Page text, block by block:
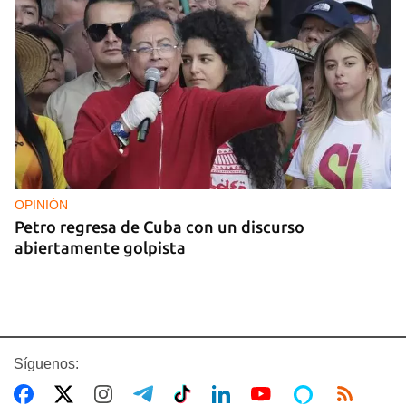
OPINIÓN
Petro regresa de Cuba con un discurso
abiertamente golpista
Síguenos: